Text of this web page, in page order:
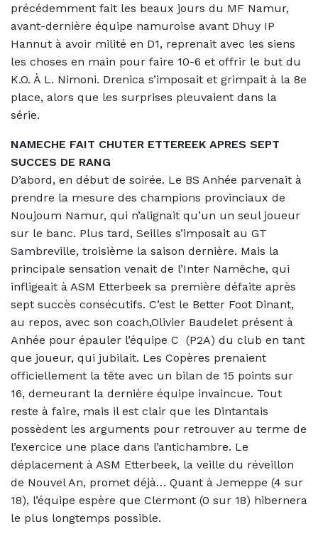
précédemment fait les beaux jours du MF Namur,
avant-dernière équipe namuroise avant Dhuy IP
Hannut à avoir milité en D1, reprenait avec les siens
les choses en main pour faire 10-6 et offrir le but du
K.O. À L. Nimoni. Drenica s’imposait et grimpait à la 8e
place, alors que les surprises pleuvaient dans la
série.
NAMECHE FAIT CHUTER ETTEREEK APRES SEPT
SUCCES DE RANG
D’abord, en début de soirée. Le BS Anhée parvenait à
prendre la mesure des champions provinciaux de
Noujoum Namur, qui n’alignait qu’un un seul joueur
sur le banc. Plus tard, Seilles s’imposait au GT
Sambreville, troisième la saison dernière. Mais la
principale sensation venait de l’Inter Namêche, qui
infligeait à ASM Etterbeek sa première défaite après
sept succès consécutifs. C’est le Better Foot Dinant,
au repos, avec son coach,Olivier Baudelet présent à
Anhée pour épauler l’équipe C (P2A) du club en tant
que joueur, qui jubilait. Les Copères prenaient
officiellement la tête avec un bilan de 15 points sur
16, demeurant la dernière équipe invaincue. Tout
reste à faire, mais il est clair que les Dintantais
possèdent les arguments pour retrouver au terme de
l’exercice une place dans l’antichambre. Le
déplacement à ASM Etterbeek, la veille du réveillon
de Nouvel An, promet déjà… Quant à Jemeppe (4 sur
18), l’équipe espère que Clermont (0 sur 18) hibernera
le plus longtemps possible.